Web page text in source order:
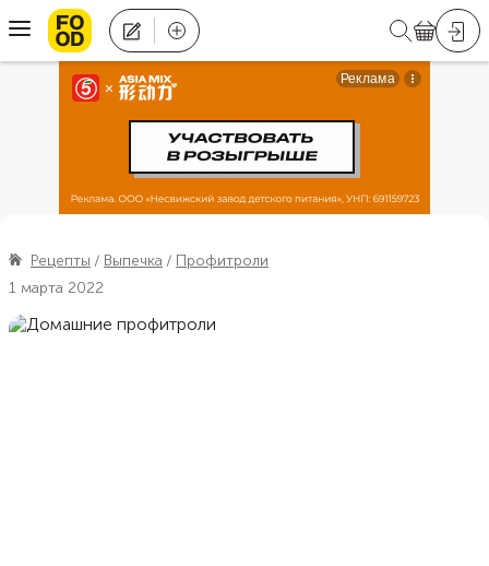
Рецепты Выпечка
Профитроли
1 марта 2022